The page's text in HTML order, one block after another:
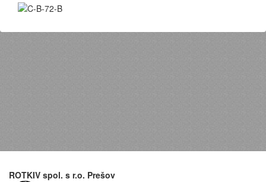
ROTKIV spol. s r.o. Prešov